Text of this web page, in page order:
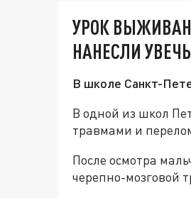
УРОК
НАНЕСЛИ
В школе Санкт-
В одной из школ
травмами и
После осмотра
черепно-мозговой